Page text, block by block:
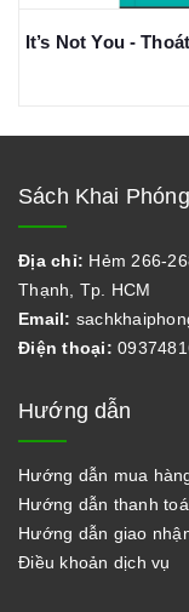
Sách Khai Phóng
Địa chỉ: Hẻm 266-
Thạnh, Tp. HCM
Email:
Điện thoại:
Hướng dẫn
Hướng dẫn mua
Hướng dẫn thanh
Hướng dẫn giao
Điều khoản dịch vụ